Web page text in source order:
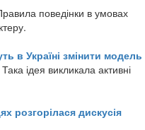
поведінки в умовах
в Україні змінити модель
Така ідея викликала активні
розгорілася дискусія